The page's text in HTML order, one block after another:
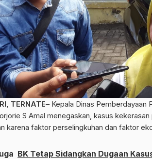
TERNATE– Kepala Dinas Pemberdayaan
S Amal menegaskan, kasus
karena faktor perselingkuhan dan faktor
BK Tetap Sidangkan Dugaan